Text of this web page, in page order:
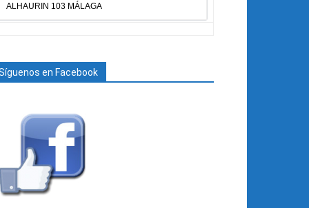
ALHAURIN 103 MÁLAGA
en Facebook